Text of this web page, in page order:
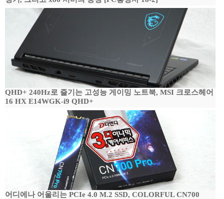
QHD+ 240Hz로 즐기는 고성능 게이밍 노트북, MSI 크로스헤어
16 HX E14WGK-i9 QHD+
어디에나 어울리는 PCIe 4.0 M.2 SSD, COLORFUL CN700